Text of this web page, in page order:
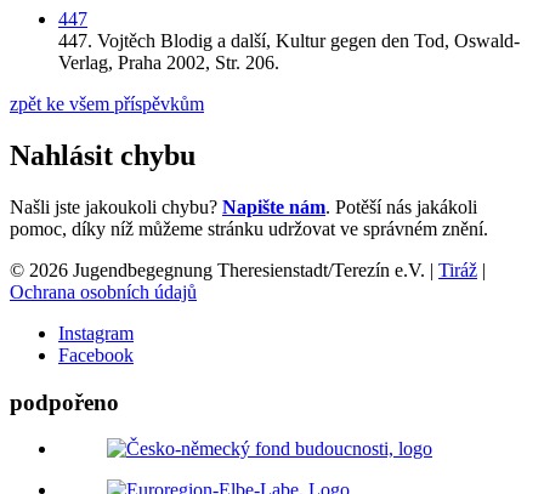
447
447. Vojtěch Blodig a další, Kultur gegen den Tod, Oswald-
Verlag, Praha 2002, Str. 206.
zpět ke všem příspěvkům
Nahlásit chybu
Našli jste jakoukoli chybu? Napište nám. Potěší nás jakákoli
pomoc, díky níž můžeme stránku udržovat ve správném znění.
© 2026 Jugendbegegnung Theresienstadt/Terezín e.V. | Tiráž |
Ochrana osobních údajů
Instagram
Facebook
podpořeno